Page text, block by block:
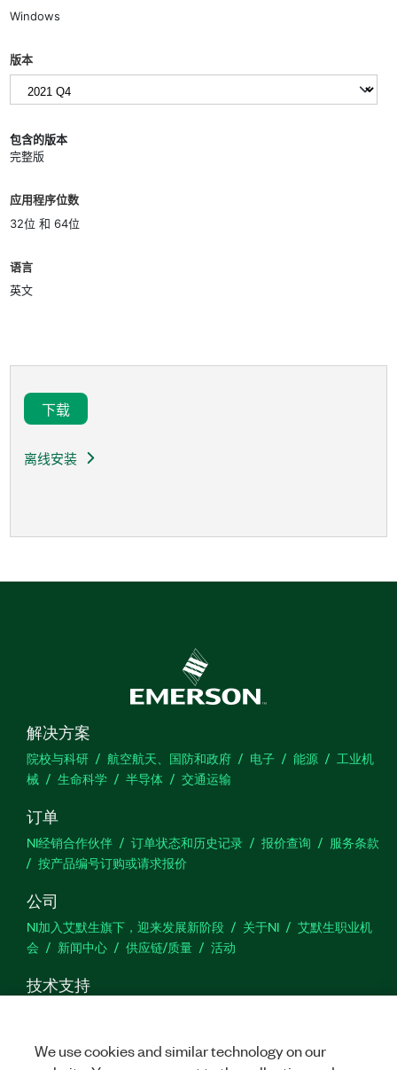
Windows
版本
包含的版本
完整版
应用程序位数
32位 和 64位
语言
英文
下载
离线安装
解决方案
院校与科研 航空航天、国防和政府 电子 能源
工业机
械
生命科学 半导体 交通运输
订单
NI经销合作伙伴 订单状态和历史记录 报价查询
服务条款
按产品编号订购或请求报价
公司
NI加入艾默生旗下，迎来发展新阶段 关于NI
艾默生职业机
会
新闻中心 供应链/质量 活动
技术支持
We use cookies and similar technology on our